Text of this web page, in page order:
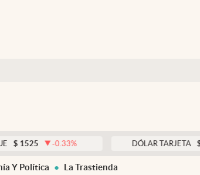
-0.33% DÓLAR TARJETA $ 1976
Y Política La Trastienda